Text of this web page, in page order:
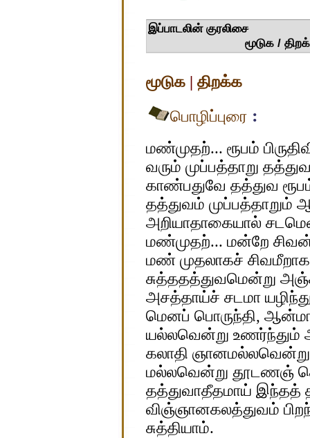
மூடுக /
மூடுக | திறக்க
பொழிப்புரை:
மண்முதற்... ரூபம்
வரும் முப்பத்தாறு
காண்பதுவே தத்துவ
தத்துவம் முப்பத்தாறும்
அறியாதாகையால்
மண்முதற்... மன்றே சிவன்
மண் முதலாகச்
சுத்ததத்துவமென்று
அசத்தாய்ச் சடமா
மெனப் பொருந்தி, ஆன்மா
யல்லவென்று உணர்ந்தும்
கலாதி
மல்லவென்று தூடணஞ்
தத்துவாதீதமாய் இந்தத்
விஞ்ஞானகலத்துவம்
சுத்தியாம்.